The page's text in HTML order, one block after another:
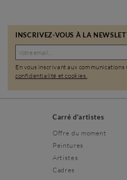
INSCRIVEZ-VOUS À LA
En vous inscrivant aux
confidentialité et cookies.
Carré d'artistes
Offre du moment
Peintures
Artistes
Cadres